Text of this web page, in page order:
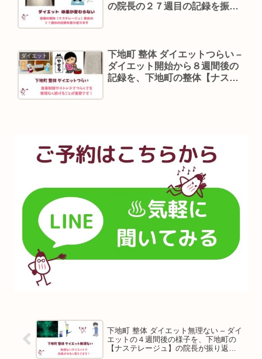
の院長の２７週目の記録を振り
ダイエット
下地町 整体 ダイエットつらい –
ダイエット開始から８週間後の
記録を、下地町の整体【ナステ
下地町 整体 ダイエット無理ない – ダイ
エットの４週間後の様子を、下地町の
【ナステレージュ】の院長が振り返り